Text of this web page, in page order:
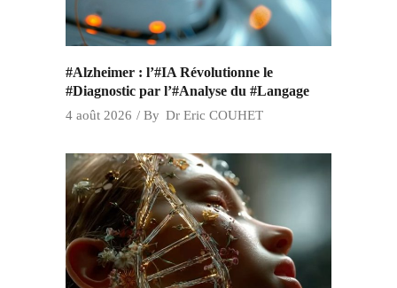
#Alzheimer : l’#IA Révolutionne le
#Diagnostic par l’#Analyse du #Langage
4 août 2026 By Dr Eric COUHET